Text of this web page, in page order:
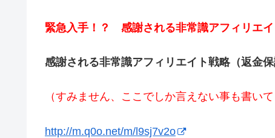
緊急入手！？ 感謝される非常識アフィリ
感謝される非常識アフィリエイト戦略（返金保
（すみません、ここでしか言えない事も書いて
http://m.q0o.net/m/l9sj7v2o